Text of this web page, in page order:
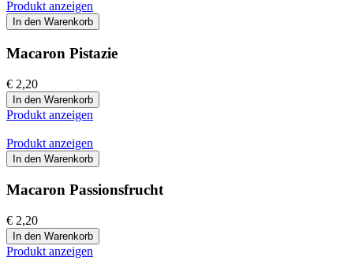
Produkt anzeigen
In den Warenkorb
Macaron Pistazie
€ 2,20
In den Warenkorb
Produkt anzeigen
Produkt anzeigen
In den Warenkorb
Macaron Passionsfrucht
€ 2,20
In den Warenkorb
Produkt anzeigen